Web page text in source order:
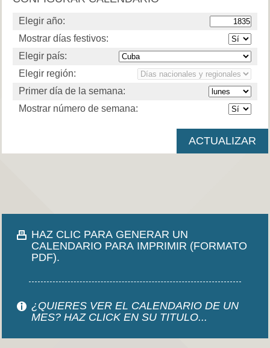
Elegir año:
Mostrar días festivos:
Elegir país:
Elegir región:
Primer día de la semana:
Mostrar número de semana:
HAZ CLIC PARA GENERAR UN
CALENDARIO PARA IMPRIMIR (FORMATO
PDF).
¿QUIERES VER EL CALENDARIO DE UN
MES? HAZ CLICK EN SU TITULO...